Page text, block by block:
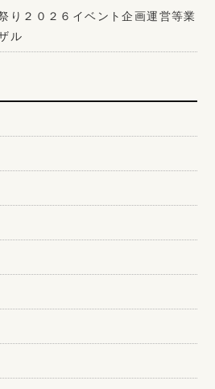
り２０２６イベント企画運営等業
ル